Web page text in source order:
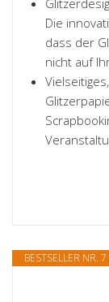
Die
dass der
nicht auf
BESTSELLER NR. 7